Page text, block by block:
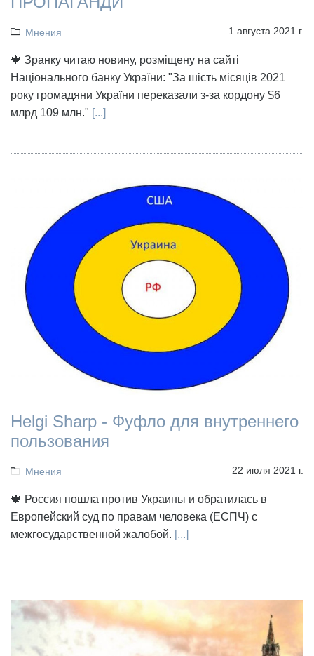
Мнения 1 августа 2021 г.
🍁 Зранку читаю новину, розміщену на сайті
Національного банку України: "За шість місяців 2021
року громадяни України переказали з-за кордону $6
млрд 109 млн." [...]
Helgi Sharp - Фуфло для внутреннего
пользования
Мнения 22 июля 2021 г.
🍁 Россия пошла против Украины и обратилась в
Европейский суд по правам человека (ЕСПЧ) с
межгосударственной жалобой. [...]